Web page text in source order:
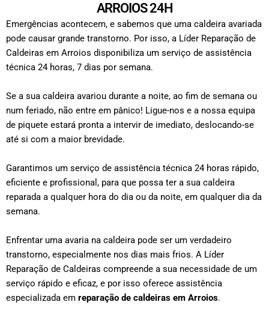
ARROIOS 24H
Emergências acontecem, e sabemos que uma caldeira avariada
pode causar grande transtorno. Por isso, a Líder Reparação de
Caldeiras em Arroios disponibiliza um serviço de assistência
técnica 24 horas, 7 dias por semana.
Se a sua caldeira avariou durante a noite, ao fim de semana ou
num feriado, não entre em pânico! Ligue-nos e a nossa equipa
de piquete estará pronta a intervir de imediato, deslocando-se
até si com a maior brevidade.
Garantimos um serviço de assistência técnica 24 horas rápido,
eficiente e profissional, para que possa ter a sua caldeira
reparada a qualquer hora do dia ou da noite, em qualquer dia da
semana.
Enfrentar uma avaria na caldeira pode ser um verdadeiro
transtorno, especialmente nos dias mais frios. A Líder
Reparação de Caldeiras compreende a sua necessidade de um
serviço rápido e eficaz, e por isso oferece assistência
especializada em reparação de caldeiras em Arroios.